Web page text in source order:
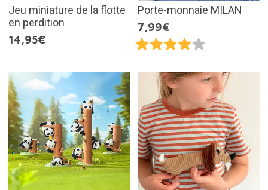
Jeu miniature de la flotte
en perdition
14,95€
Porte-monnaie MILAN
7,99€